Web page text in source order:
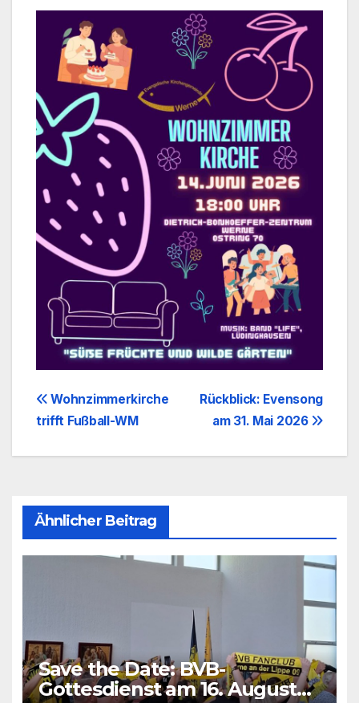
Beitragsnavigation
Rückblick: Evensong
am 31. Mai 2026
Wohnzimmerkirche
trifft Fußball-WM
Ähnlicher Beitrag
Save the Date: BVB-
Gottesdienst am 16. August